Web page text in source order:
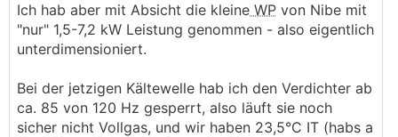
Ich hab aber mit Absicht die kleine WP von Nibe mit
"nur" 1,5-7,2 kW Leistung genommen - also eigentlich
unterdimensioniert.
Bei der jetzigen Kältewelle hab ich den Verdichter ab
ca. 85 von 120 Hz gesperrt, also läuft sie noch
sicher nicht Vollgas, und wir haben 23,5°C IT (habs a